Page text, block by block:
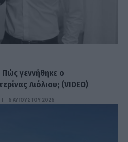
γεννήθηκε ο
Λιόλιου; (VIDEO)
6 ΑΥΓΟΎΣΤΟΥ 2026